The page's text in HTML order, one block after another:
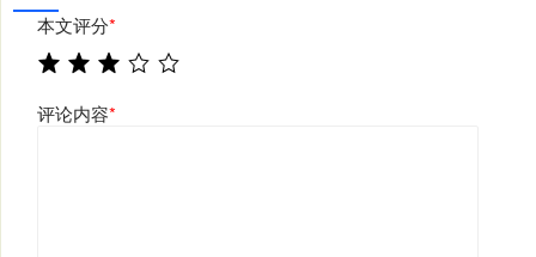
本文评分*
评论内容*